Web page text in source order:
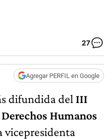
27
Agregar PERFIL en Google
difundida del III
Humanos
vicepresidenta